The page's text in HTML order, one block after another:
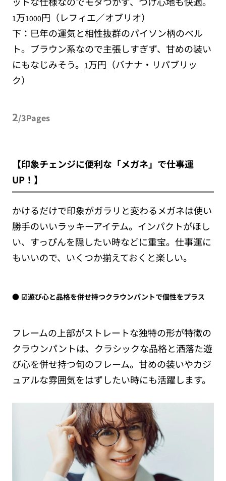
1 万1000円（レフィエ／オブリオ）
下：巳年の運気と相性抜群のパイソン柄のベル
ト。ブラウン系なので主張しすぎず、甘めの装い
にもなじみそう。 1 万円 （バナナ・リパブリッ
ク）
2/3Pages
【印象チェンジに便利な「メガネ」で仕事運
UP！】
かけるだけで印象がガラリと変わるメガネは使い
勝手のいいラッキーアイテム。インパクトがほし
い、すっぴんを隠したい時などに重宝。仕事運に
もいいので、いくつか揃えておくと楽しい。
☑遊び心と品格を併せ持つクラウンパントで個性をプラス
フレームの上部がストレートな独特の形が特徴の
クラウンパントは、クラシックな品格と洒落た遊
び心を併せ持つ旬のフレーム。甘めの装いやカジ
ュアルな雰囲気をはずしたい時にも活躍します。